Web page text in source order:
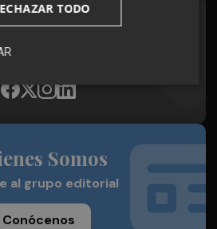
en redes
desde cualquier medio
Somos
al grupo editorial
Conócenos
TODO